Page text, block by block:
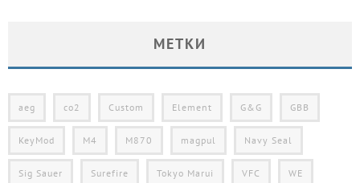
МЕТКИ
aeg co2 Custom Element G&G GBB
KeyMod M4 M870 magpul Navy Seal
Sig Sauer Surefire Tokyo Marui VFC WE